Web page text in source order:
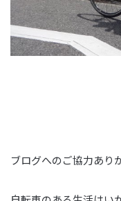
ブログへのご協力あり